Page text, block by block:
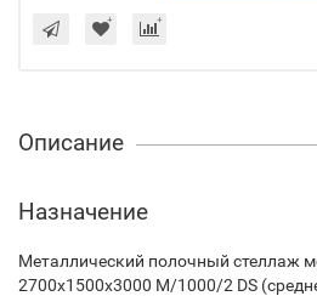
Описание
Назначение
Металлический полочный стеллаж
2700х1500х3000 М/1000/2 DS